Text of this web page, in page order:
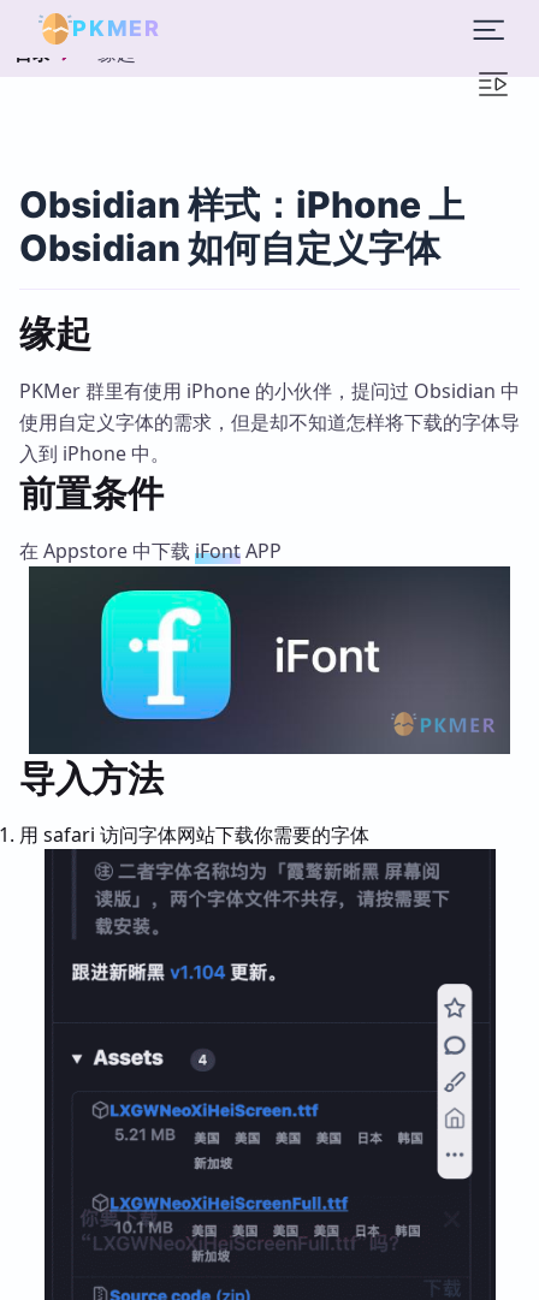
PKMER
目录 缘起
Obsidian 样式：iPhone 上
Obsidian 如何自定义字体
缘起
PKMer 群里有使用 iPhone 的小伙伴，提问过 Obsidian 中
使用自定义字体的需求，但是却不知道怎样将下载的字体导
入到 iPhone 中。
前置条件
在 Appstore 中下载 iFontAPP
导入方法
用 safari 访问字体网站下载你需要的字体